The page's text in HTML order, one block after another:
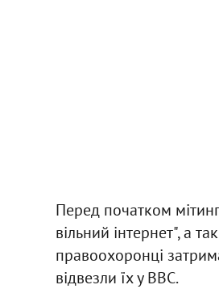
Перед початком
вільний інтернет", а
правоохоронці
відвезли їх у ВВС.